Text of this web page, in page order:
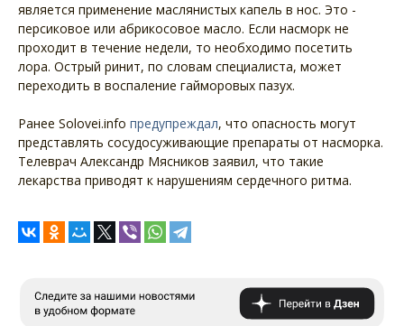
является применение маслянистых капель в нос. Это -
персиковое или абрикосовое масло. Если насморк не
проходит в течение недели, то необходимо посетить
лора. Острый ринит, по словам специалиста, может
переходить в воспаление гайморовых пазух.
Ранее Solovei.info предупреждал, что опасность могут
представлять сосудосуживающие препараты от насморка.
Телеврач Александр Мясников заявил, что такие
лекарства приводят к нарушениям сердечного ритма.